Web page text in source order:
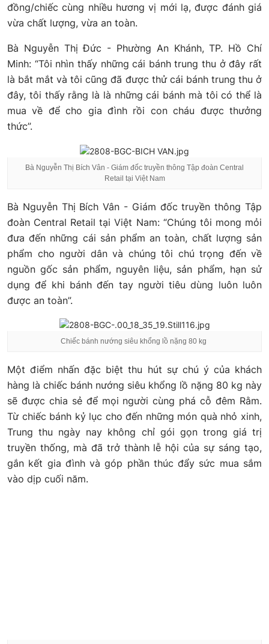
đồng/chiếc cùng nhiều hương vị mới lạ, được đánh giá
vừa chất lượng, vừa an toàn.
Bà Nguyễn Thị Đức - Phường An Khánh, TP. Hồ Chí
Minh: “Tôi nhìn thấy những cái bánh trung thu ở đây rất
là bắt mắt và tôi cũng đã được thử cái bánh trung thu ở
đây, tôi thấy rằng là là những cái bánh mà tôi có thể là
mua về để cho gia đình rồi con cháu được thưởng
thức”.
Bà Nguyễn Thị Bích Vân - Giám đốc truyền thông Tập đoàn Central
Retail tại Việt Nam
Bà Nguyễn Thị Bích Vân - Giám đốc truyền thông Tập
đoàn Central Retail tại Việt Nam: “Chúng tôi mong mỏi
đưa đến những cái sản phẩm an toàn, chất lượng sản
phẩm cho người dân và chúng tôi chú trọng đến về
nguồn gốc sản phẩm, nguyên liệu, sản phẩm, hạn sử
dụng để khi bánh đến tay người tiêu dùng luôn luôn
được an toàn”.
Chiếc bánh nướng siêu khổng lồ nặng 80 kg
Một điểm nhấn đặc biệt thu hút sự chú ý của khách
hàng là chiếc bánh nướng siêu khổng lồ nặng 80 kg này
sẽ được chia sẻ để mọi người cùng phá cỗ đêm Rằm.
Từ chiếc bánh kỷ lục cho đến những món quà nhỏ xinh,
Trung thu ngày nay không chỉ gói gọn trong giá trị
truyền thống, mà đã trở thành lễ hội của sự sáng tạo,
gắn kết gia đình và góp phần thúc đẩy sức mua sắm
vào dịp cuối năm.